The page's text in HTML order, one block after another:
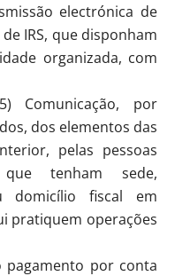
electrónica de
IRS, que disponham
organizada, com
Comunicação, por
dos elementos das
pelas pessoas
tenham sede,
domicílio fiscal em
pratiquem operações
pagamento por conta